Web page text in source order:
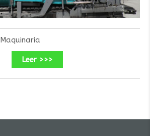
Maquinaria
Leer >>>